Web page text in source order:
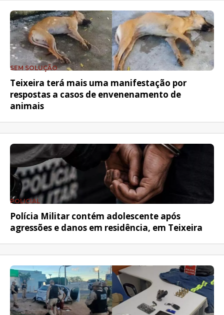
SEM SOLUÇÃO
Teixeira terá mais uma manifestação por
respostas a casos de envenenamento de
animais
POLICIAL
Polícia Militar contém adolescente após
agressões e danos em residência, em Teixeira